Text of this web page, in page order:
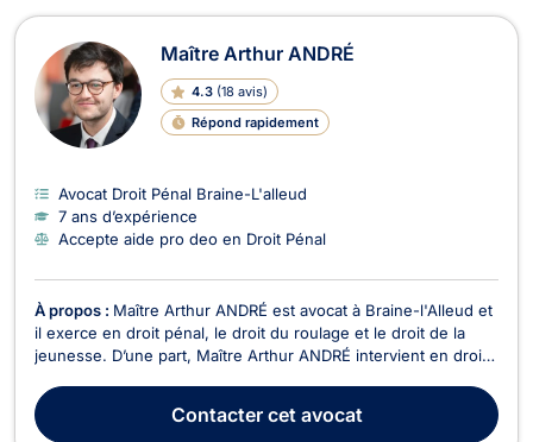
Maître Arthur ANDRÉ
4.3 (18 avis)
Répond rapidement
Avocat Droit Pénal Braine-L'alleud
7 ans d’expérience
Accepte aide pro deo en Droit Pénal
À propos : Maître Arthur ANDRÉ est avocat à Braine-l'Alleud et
il exerce en droit pénal, le droit du roulage et le droit de la
jeunesse. D’une part, Maître Arthur ANDRÉ intervient en droit
répressives (Tribunal de police, Tribunal correctionnel, Cour
d’assises…), que vous so...
Contactercet avocat